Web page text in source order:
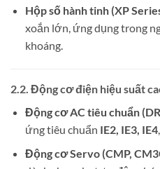
Hộp số hành tinh (XP
xoắn lớn, ứng dụng trong
khoáng.
2.2. Động cơ điện hiệu suất
Động cơ AC tiêu chuẩn
ứng tiêu chuẩn IE2, IE3, IE4
Động cơ Servo (CMP,